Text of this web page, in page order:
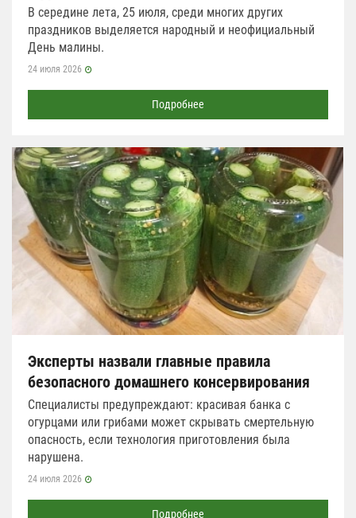
В середине лета, 25 июля, среди многих других
праздников выделяется народный и неофициальный
День малины.
24 июля 2026
Подробнее
Эксперты назвали главные правила
безопасного домашнего консервирования
Специалисты предупреждают: красивая банка с
огурцами или грибами может скрывать смертельную
опасность, если технология приготовления была
нарушена.
24 июля 2026
Подробнее